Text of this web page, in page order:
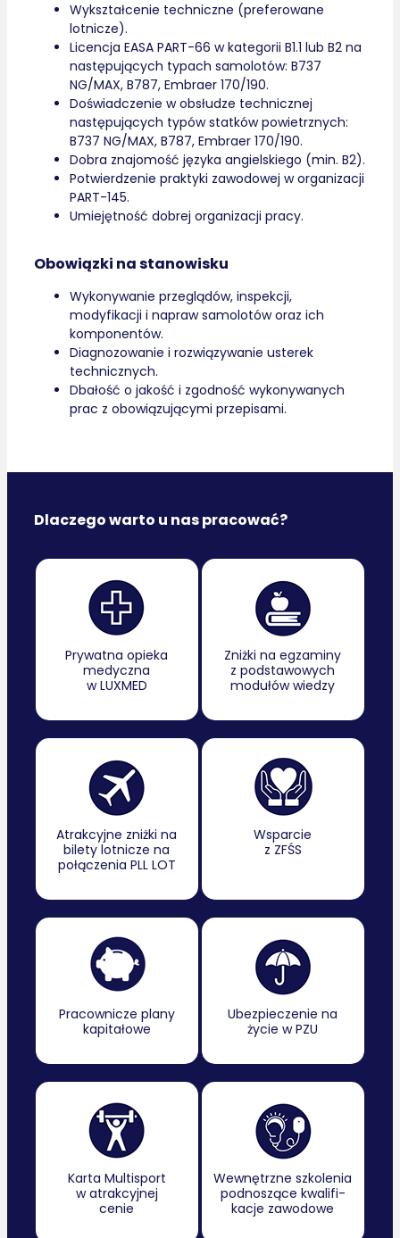
Wykształcenie techniczne (preferowane
lotnicze).
Licencja EASA PART-66 w kategorii B1.1 lub B2 na
następujących typach samolotów: B737
NG/MAX, B787, Embraer 170/190.
Doświadczenie w obsłudze technicznej
następujących typów statków powietrznych:
B737 NG/MAX, B787, Embraer 170/190.
Dobra znajomość języka angielskiego (min. B2).
Potwierdzenie praktyki zawodowej w organizacji
PART-145.
Umiejętność dobrej organizacji pracy.
Obowiązki na stanowisku
Wykonywanie przeglądów, inspekcji,
modyfikacji i napraw samolotów oraz ich
komponentów.
Diagnozowanie i rozwiązywanie usterek
technicznych.
Dbałość o jakość i zgodność wykonywanych
prac z obowiązującymi przepisami.
Dlaczego warto u nas pracować?
Prywatna opieka
medyczna
w LUXMED
Zniżki na egzaminy
z podstawowych
modułów wiedzy
Atrakcyjne zniżki na
bilety lotnicze na
połączenia PLL LOT
Wsparcie
z ZFŚS
Pracownicze plany
kapitałowe
Ubezpieczenie na
życie w PZU
Karta Multisport
w atrakcyjnej
cenie
Wewnętrzne szkolenia
podnoszące kwalifi-
kacje zawodowe